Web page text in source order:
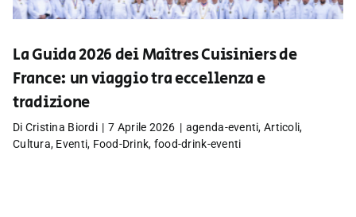
La Guida 2026 dei Maîtres Cuisiniers de
France: un viaggio tra eccellenza e
tradizione
Di Cristina Biordi | 7 Aprile 2026 | agenda-eventi,Articoli,
Cultura, Eventi, Food-Drink, food-drink-eventi